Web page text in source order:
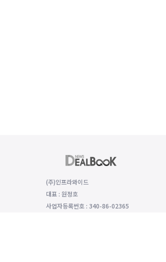
(주)인프라와이드
대표 : 원정호
사업자등록번호 : 340-86-02365